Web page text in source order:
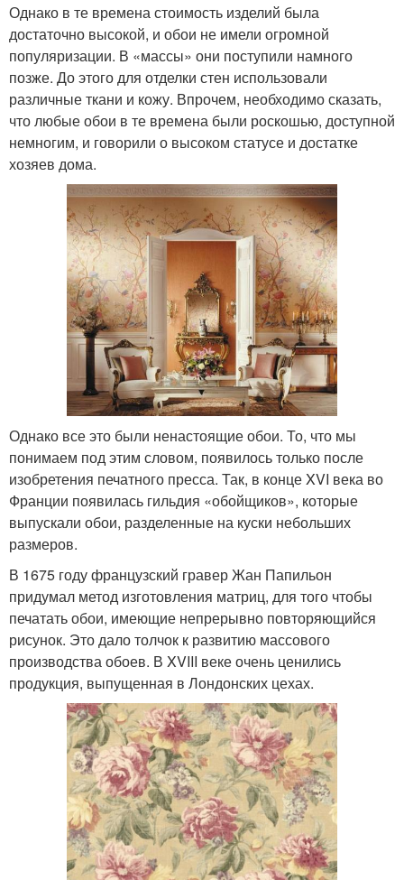
Однако в те времена стоимость изделий была
достаточно высокой, и обои не имели огромной
популяризации. В «массы» они поступили намного
позже. До этого для отделки стен использовали
различные ткани и кожу. Впрочем, необходимо сказать,
что любые обои в те времена были роскошью, доступной
немногим, и говорили о высоком статусе и достатке
хозяев дома.
Однако все это были ненастоящие обои. То, что мы
понимаем под этим словом, появилось только после
изобретения печатного пресса. Так, в конце XVI века во
Франции появилась гильдия «обойщиков», которые
выпускали обои, разделенные на куски небольших
размеров.
В 1675 году французский гравер Жан Папильон
придумал метод изготовления матриц, для того чтобы
печатать обои, имеющие непрерывно повторяющийся
рисунок. Это дало толчок к развитию массового
производства обоев. В XVIII веке очень ценились
продукция, выпущенная в Лондонских цехах.